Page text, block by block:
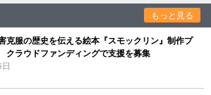
もっと見る
克服の歴史を伝える絵本『スモックリン』制作プ
クラウドファンディングで支援を募集